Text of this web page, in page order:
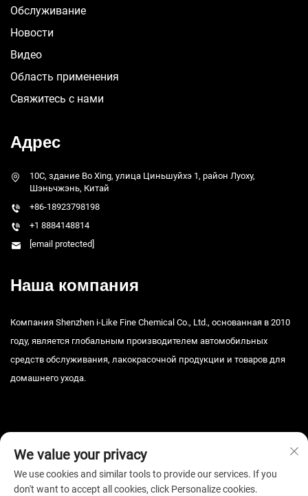
Обслуживание
Новости
Видео
Область применения
Свяжитесь с нами
Адрес
10C, здание Bo Xing, улица Циньшуйхэ 1, район Луоху,
Шэньчжэнь, Китай
+86-18923798198
+1 8884148814
[email protected]
Наша компания
Компания Shenzhen i-Like Fine Chemical Co., Ltd., основанная в 2010
году, является глобальным производителем автомобильных
средств обслуживания, лакокрасочной продукции и товаров для
домашнего ухода.
Авторские права © 2026, Шэньчжэньская тонкая химическая
компания i-Like, ООО. Все права защищены. - Политика
We value your privacy
We use cookies and similar tools to provide our services. If you
don't want to accept all cookies, click Personalize cookies.